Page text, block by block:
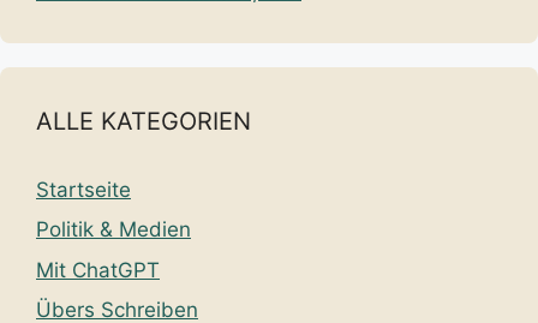
ALLE KATEGORIEN
Startseite
Politik & Medien
Mit ChatGPT
Übers Schreiben